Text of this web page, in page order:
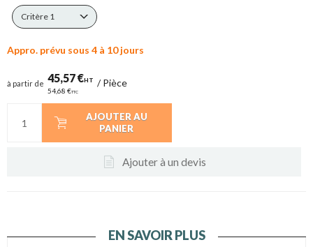
Critère 1
Appro. prévu sous 4 à 10 jours
à partir de 45,57 €HT
54,68 €TTC
/Pièce
AJOUTER AU
PANIER
Ajouter à un devis
EN SAVOIR PLUS